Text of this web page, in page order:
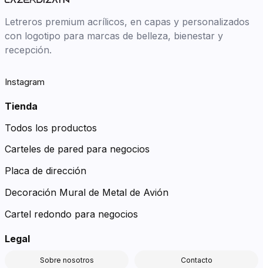
Letreros premium acrílicos, en capas y personalizados
con logotipo para marcas de belleza, bienestar y
recepción.
Instagram
Tienda
Todos los productos
Carteles de pared para negocios
Placa de dirección
Decoración Mural de Metal de Avión
Cartel redondo para negocios
Legal
Sobre nosotros Contacto